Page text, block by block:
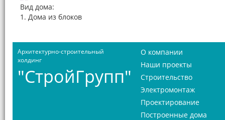
Вид дома:
1. Дома из блоков
Архитектурно-строительный
холдинг
"СтройГрупп"
О компании
Наши проекты
Строительство
Электромонтаж
Проектирование
Построенные дома